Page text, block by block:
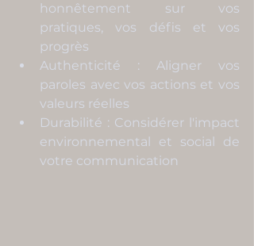
honnêtement sur vos
pratiques, vos défis et vos
progrès
Authenticité : Aligner vos
paroles avec vos actions et vos
valeurs réelles
Durabilité : Considérer l'impact
environnemental et social de
votre communication